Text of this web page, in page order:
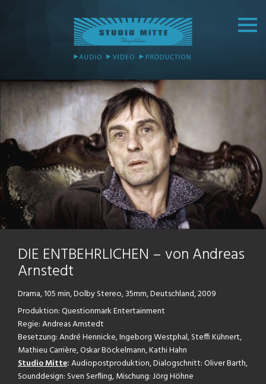
DIE ENTBEHRLICHEN – von Andreas
Arnstedt
Drama, 105 min, Dolby Stereo, 35mm, Deutschland, 2009
Produktion: Questionmark Entertainment
Regie: Andreas Arnstedt
Besetzung: André Hennicke, Ingeborg Westphal, Steffi Kühnert,
Mathieu Carrière, Oskar Böckelmann, Kathi Hahn
Studio Mitte:Audiopostproduktion, Dialogschnitt: Oliver Barth,
Sounddesign: Sven Serfling, Mischung: Jörg Höhne